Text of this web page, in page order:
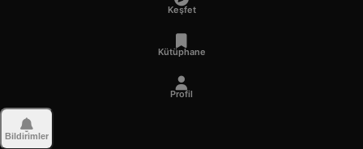
Keşfet
Kütüphane
Profil
Bildirimler